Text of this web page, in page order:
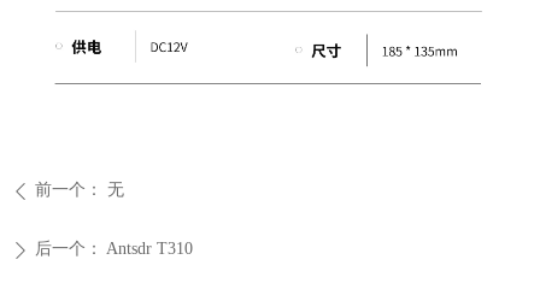
ꄴ 前一个： 无
ꄲ 后一个： Antsdr T310